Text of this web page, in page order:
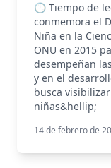
🕒 Tiempo de
conmemora el
Niña en la
ONU en 2015
desempeñan
y en el
busca
niñas&hellip;
14 de febrero de